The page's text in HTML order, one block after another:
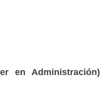
en Administración)